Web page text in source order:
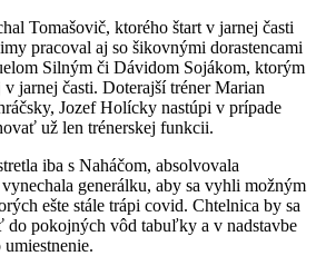
Tomašovič, ktorého štart v jarnej časti
pracoval aj so šikovnými dorastencami
Silným či Dávidom Sojákom, ktorým
jarnej časti. Doterajší tréner Marian
Jozef Holícky nastúpi v prípade
už len trénerskej funkcii.
iba s Naháčom, absolvovala
vynechala generálku, aby sa vyhli možným
ešte stále trápi covid. Chtelnica by sa
do pokojných vôd tabuľky a v nadstavbe